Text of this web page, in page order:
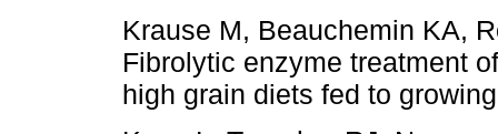
Krause M, Beauchemin KA,
Fibrolytic enzyme treatment
high grain diets fed to